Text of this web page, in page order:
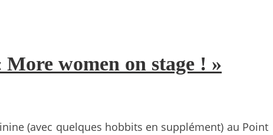
women on stage ! »
(avec quelques hobbits en supplément) au Point